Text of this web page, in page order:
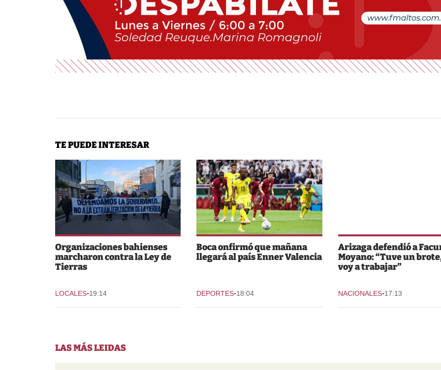
TE PUEDE INTERESAR
Organizaciones bahienses
marcharon contra la Ley de
Tierras
LOCALES-19:14
Boca onfirmó que mañana
llegará al país Enner Valencia
DEPORTES-18:04
Arizaga defendió a
Moyano: “Tuve un
voy a trabajar”
NACIONALES-17:13
LAS MÁS LEIDAS